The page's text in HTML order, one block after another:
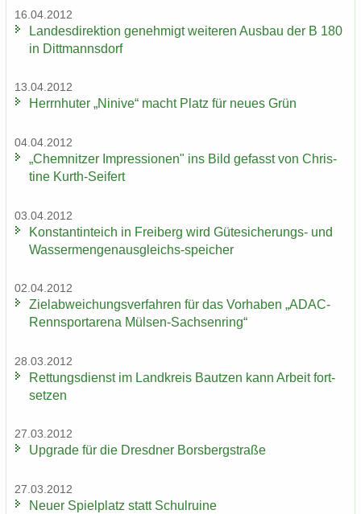
16.04.2012
Lan­des­di­rek­ti­on ge­neh­migt wei­te­ren Aus­bau der B 180
in Ditt­manns­dorf
13.04.2012
Herrn­hu­ter „Ni­ni­ve“ macht Platz für neues Grün
04.04.2012
„Chem­nit­zer Im­pres­sio­nen" ins Bild ge­fasst von Chris­
ti­ne Kurth-​Seifert
03.04.2012
Kon­stan­tin­teich in Frei­berg wird Gütesicherungs-​ und
Wassermengenausgleichs-​speicher
02.04.2012
Ziel­ab­wei­chungs­ver­fah­ren für das Vor­ha­ben „ADAC-​
Rennsportarena Mülsen-​Sachsenring“
28.03.2012
Ret­tungs­dienst im Land­kreis Baut­zen kann Ar­beit fort­
set­zen
27.03.2012
Up­grade für die Dresd­ner Borsberg­stra­ße
27.03.2012
Neuer Spiel­platz statt Schul­rui­ne